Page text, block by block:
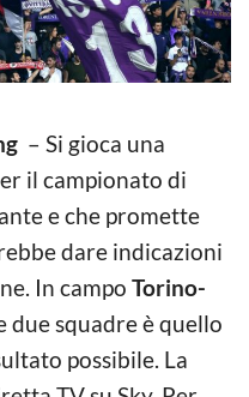
– Si gioca una
il campionato di
e che promette
dare indicazioni
In campo Torino-
due squadre è quello
possibile. La